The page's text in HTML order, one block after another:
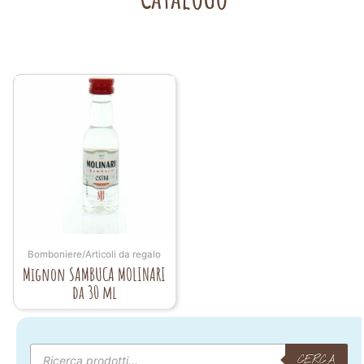
Bomboniere/Articoli da regalo
Mignon SAMBUCA MOLINARI
da 30 ml
Products
search
CERCA